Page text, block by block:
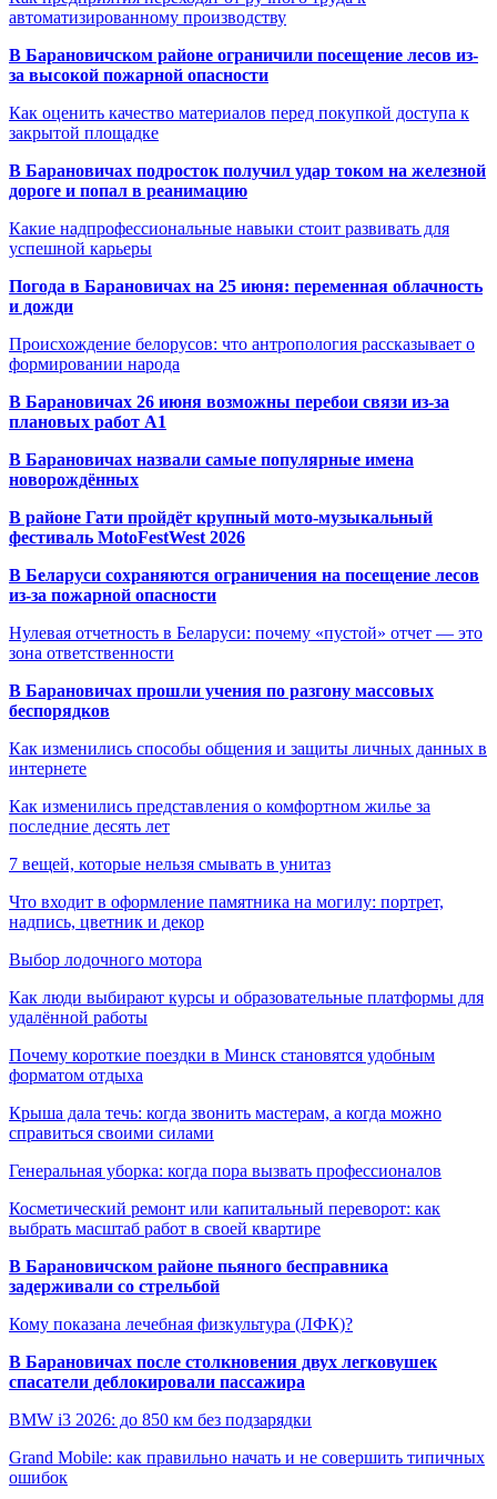
автоматизированному производству
В Барановичском районе ограничили посещение лесов из-
за высокой пожарной опасности
Как оценить качество материалов перед покупкой доступа к
закрытой площадке
В Барановичах подросток получил удар током на железной
дороге и попал в реанимацию
Какие надпрофессиональные навыки стоит развивать для
успешной карьеры
Погода в Барановичах на 25 июня: переменная облачность
и дожди
Происхождение белорусов: что антропология рассказывает о
формировании народа
В Барановичах 26 июня возможны перебои связи из-за
плановых работ A1
В Барановичах назвали самые популярные имена
новорождённых
В районе Гати пройдёт крупный мото-музыкальный
фестиваль MotoFestWest 2026
В Беларуси сохраняются ограничения на посещение лесов
из-за пожарной опасности
Нулевая отчетность в Беларуси: почему «пустой» отчет — это
зона ответственности
В Барановичах прошли учения по разгону массовых
беспорядков
Как изменились способы общения и защиты личных данных в
интернете
Как изменились представления о комфортном жилье за
последние десять лет
7 вещей, которые нельзя смывать в унитаз
Что входит в оформление памятника на могилу: портрет,
надпись, цветник и декор
Выбор лодочного мотора
Как люди выбирают курсы и образовательные платформы для
удалённой работы
Почему короткие поездки в Минск становятся удобным
форматом отдыха
Крыша дала течь: когда звонить мастерам, а когда можно
справиться своими силами
Генеральная уборка: когда пора вызвать профессионалов
Косметический ремонт или капитальный переворот: как
выбрать масштаб работ в своей квартире
В Барановичском районе пьяного бесправника
задерживали со стрельбой
Кому показана лечебная физкультура (ЛФК)?
В Барановичах после столкновения двух легковушек
спасатели деблокировали пассажира
BMW i3 2026: до 850 км без подзарядки
Grand Mobile: как правильно начать и не совершить типичных
ошибок